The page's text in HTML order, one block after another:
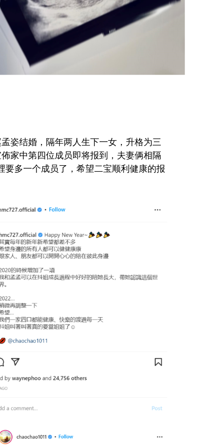
姿结婚，隔年两人生下一女，升格为三
家中第四位成员即将报到，夫妻俩相隔
多一个成员了，希望二宝顺利健康的报